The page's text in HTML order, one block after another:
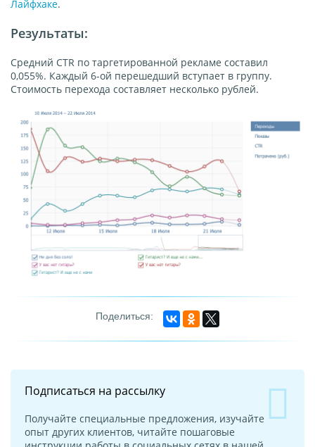
Лайфхаке.
Результаты:
Средний CTR по таргетированной рекламе составил
0,055%. Каждый 6-ой перешедший вступает в группу.
Стоимость перехода составляет несколько рублей.
Подписаться на рассылку
Получайте специальные предложения, изучайте
опыт других клиентов, читайте пошаговые